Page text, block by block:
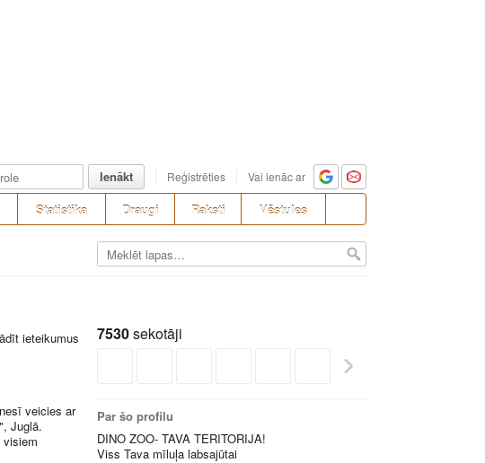
Ienākt Reģistrēties Vai ienāc ar
Statistika Draugi Raksti Vēstules
ieteikumus
veicies ar
Juglā.
7530sekotāji
Par šo profilu
DINO ZOO- TAVA TERITORIJA!
Viss Tava mīluļa labsajūtai